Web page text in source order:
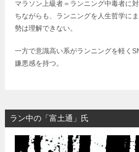
マラソン上級者＝ランニング中毒者に
ちながらも、ランニングを人生哲学に
勢は理解できない。
一方で意識高い系がランニングを軽く
嫌悪感を持つ。
ラン中の「富土通」氏